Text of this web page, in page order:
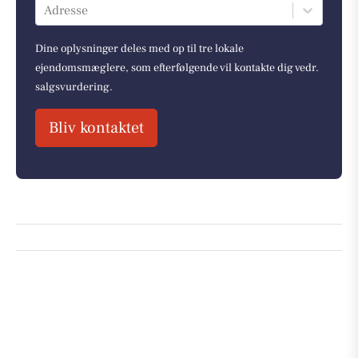
Adresse
Dine oplysninger deles med op til tre lokale
ejendomsmæglere, som efterfølgende vil kontakte dig vedr.
salgsvurdering.
Bliv kontaktet